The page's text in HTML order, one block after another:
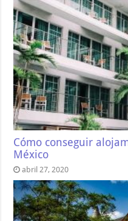
Cómo conseguir
México
abril 27, 2020